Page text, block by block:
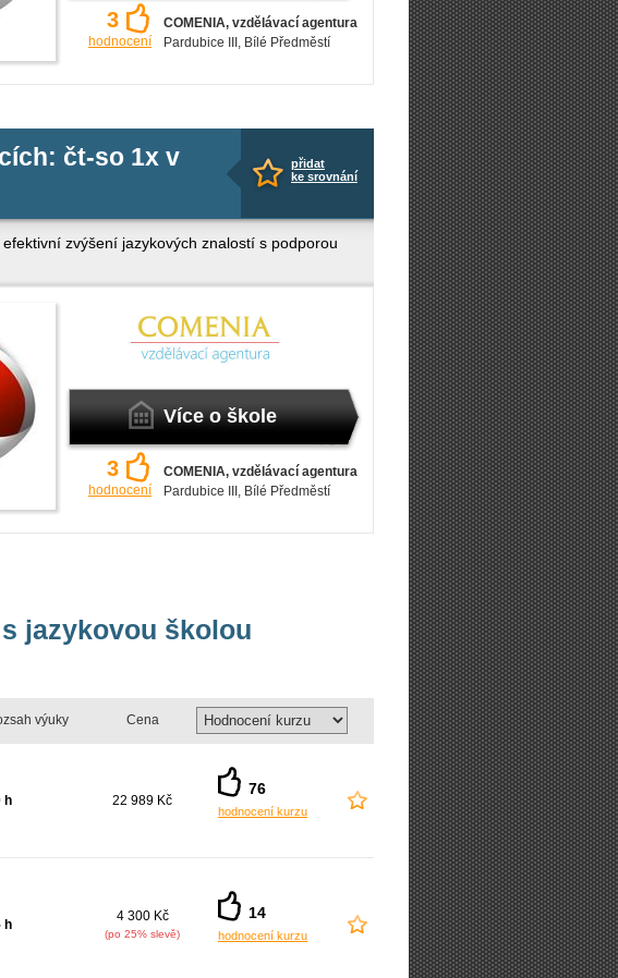
3
hodnocení
COMENIA, vzdělávací agentura
Pardubice III , Bílé Předměstí
přidat
ke srovnání
čt-so 1x v
zvýšení jazykových znalostí s podporou
Více o škole
3
hodnocení
COMENIA, vzdělávací agentura
Pardubice III , Bílé Předměstí
jazykovou školou
výuky Cena
h 22 989 Kč
76
hodnocení kurzu
h
4 300 Kč
(po 25% slevě)
14
hodnocení kurzu